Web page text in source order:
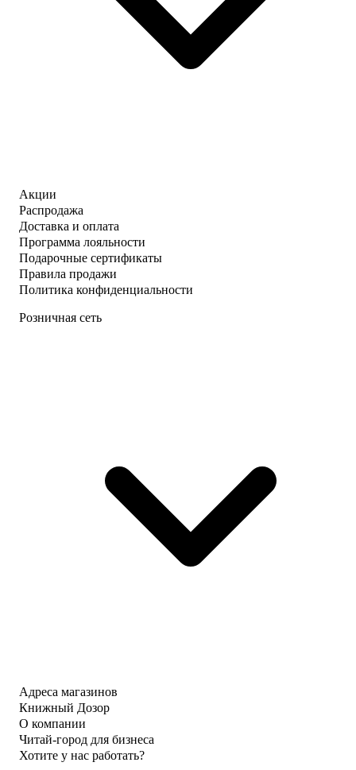
Акции
Распродажа
Доставка и оплата
Программа лояльности
Подарочные сертификаты
Правила продажи
Политика конфиденциальности
Розничная сеть
Адреса магазинов
Книжный Дозор
О компании
Читай-город для бизнеса
Хотите у нас работать?